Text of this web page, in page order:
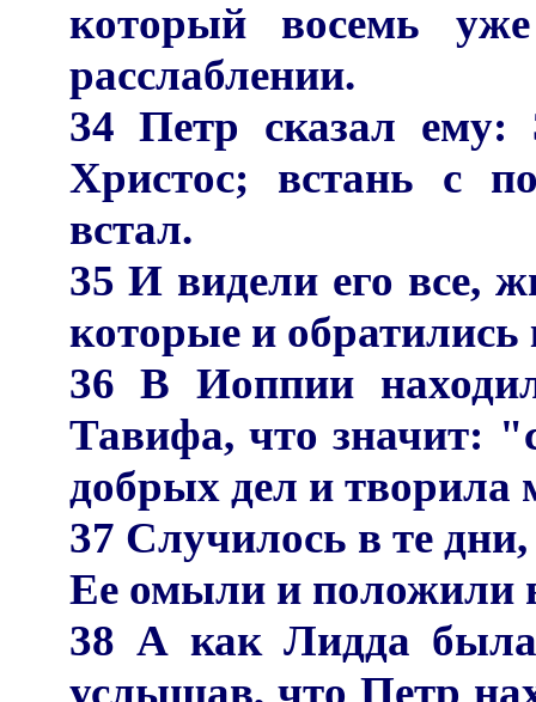
который восемь
расслаблении.
34 Петр сказал ему:
Христос; встань с
встал.
35 И видели его все,
которые и обратились
36 В Иоппии
Тавифа, что значит:
добрых дел и творила
37 Случилось в те
Ее омыли и положили
38 А как Лидда
услышав, что Петр